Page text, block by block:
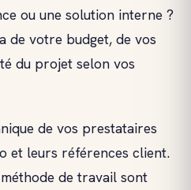
ou une solution interne ?
de votre budget, de vos
du projet selon vos
de vos prestataires
et leurs références client.
de travail sont